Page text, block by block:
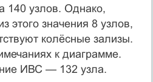
140 узлов. Однако,
этого значения 8 узлов,
колёсные зализы.
к диаграмме.
ИВС — 132 узла.